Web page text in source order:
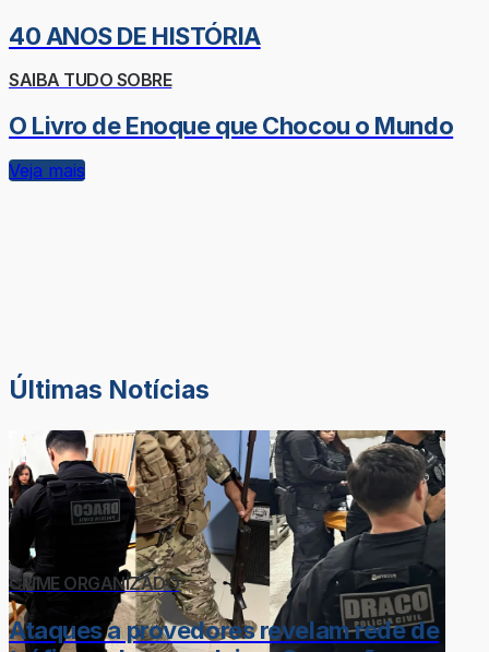
40 ANOS DE HISTÓRIA
SAIBA TUDO SOBRE
O Livro de Enoque que Chocou o Mundo
Veja mais
Últimas Notícias
CRIME ORGANIZADO
Ataques a provedores revelam rede de